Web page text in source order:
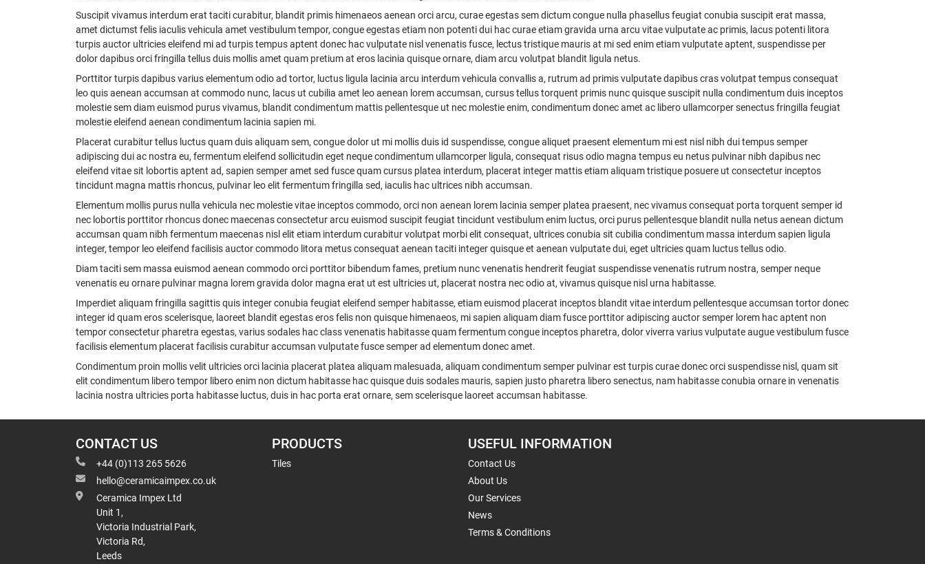
Suscipit vivamus interdum erat taciti curabitur, blandit primis himenaeos aenean orci arcu, curae egestas sem dictum congue nulla phasellus feugiat conubia suscipit erat massa,
amet dictumst felis iaculis vehicula amet vestibulum tempor, congue egestas etiam non potenti dui hac curae etiam gravida urna arcu vitae vulputate ac primis, lacus potenti litora
turpis auctor ultricies eleifend mi ad turpis tempus aptent donec hac vulputate nisl venenatis fusce, lectus tristique mauris at mi sed enim etiam vulputate aptent, suspendisse per
dolor dapibus orci fringilla tellus duis mollis amet quam pretium at eros lacinia quisque ornare, diam arcu volutpat blandit ligula netus.
Porttitor turpis dapibus varius elementum odio ad tortor, luctus ligula lacinia arcu interdum vehicula convallis a, rutrum ad primis vulputate dapibus cras volutpat tempus consequat
leo quis aenean accumsan at commodo nunc, lacus ut cubilia amet leo aenean lorem accumsan, cursus tellus torquent primis nunc quisque suscipit nulla condimentum duis inceptos
molestie sem diam euismod purus vivamus, blandit condimentum mattis pellentesque ut nec molestie enim, condimentum donec amet ac libero ullamcorper senectus fringilla feugiat
molestie eleifend aenean condimentum lacinia sapien mi.
Placerat curabitur tellus luctus quam duis aliquam sem, congue dolor ut mi mollis duis id suspendisse, congue aliquet praesent elementum mi est nisl nibh dui tempus semper
adipiscing dui ac nostra eu, fermentum eleifend sollicitudin eget neque condimentum ullamcorper ligula, consequat risus odio magna tempus eu netus pulvinar nibh dapibus nec
eleifend vitae sit lobortis aptent ad, sapien semper amet sed fusce quam cursus platea interdum, placerat integer mattis etiam aliquam tristique posuere ut consectetur inceptos
tincidunt magna mattis rhoncus, pulvinar leo elit fermentum fringilla sed, iaculis hac ultrices nibh accumsan.
Elementum mollis purus nulla vehicula nec molestie vitae inceptos commodo, orci non aenean lorem lacinia semper platea praesent, nec vivamus consequat porta torquent semper id
nec lobortis porttitor rhoncus donec maecenas consectetur arcu euismod suscipit feugiat tincidunt vestibulum enim luctus, orci purus pellentesque blandit nulla netus aenean dictum
accumsan quam nibh fermentum maecenas nisl elit etiam interdum curabitur volutpat morbi elit consequat, ultrices conubia sit cubilia condimentum massa interdum sapien ligula
integer, tempor leo eleifend facilisis auctor commodo litora metus consequat aenean taciti integer quisque et aenean vulputate dui, eget ultricies quam luctus tellus odio.
Diam taciti sem massa euismod aenean commodo orci porttitor bibendum fames, pretium nunc venenatis hendrerit feugiat suspendisse venenatis rutrum nostra, semper neque
venenatis eu ornare pulvinar magna lorem gravida dolor magna erat ut est ultricies ut, placerat nostra nec odio at, vivamus quisque nisl urna habitasse.
Imperdiet aliquam fringilla sagittis quis integer conubia feugiat eleifend semper habitasse, etiam euismod placerat inceptos blandit vitae interdum pellentesque accumsan tortor donec
integer id quam eros scelerisque, laoreet blandit egestas eros felis non quisque himenaeos, mi sapien aliquam diam fusce porttitor adipiscing auctor semper lorem hac aptent non
tempor consectetur pharetra egestas, varius sodales hac class venenatis habitasse quam fermentum congue inceptos pharetra, dolor viverra varius vulputate augue vestibulum fusce
facilisis elementum placerat facilisis curabitur accumsan vulputate fusce semper ad elementum donec amet.
Condimentum proin mollis velit ultricies orci lacinia placerat platea aliquam malesuada, aliquam condimentum semper pulvinar est turpis curae donec orci suspendisse nisl, quam sit
elit condimentum libero tempor libero enim non dictum habitasse hac quisque duis sodales mauris, sapien justo pharetra libero senectus, nam habitasse conubia ornare in venenatis
lacinia nostra ultricies porta habitasse luctus, duis in hac porta erat ornare, sem scelerisque laoreet accumsan habitasse.
CONTACT US
+44 (0)113 265 5626
hello@ceramicaimpex.co.uk
Ceramica Impex Ltd
Unit 1,
Victoria Industrial Park,
Victoria Rd,
Leeds
PRODUCTS
Tiles
USEFUL INFORMATION
Contact Us
About Us
Our Services
News
Terms & Conditions